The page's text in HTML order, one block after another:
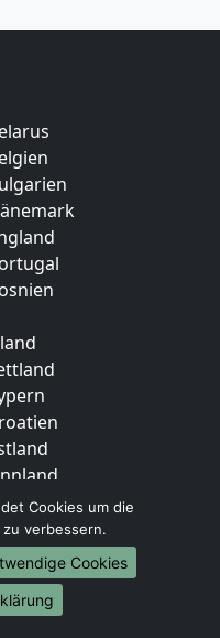
Cookies um die
verbessern.
Cookies